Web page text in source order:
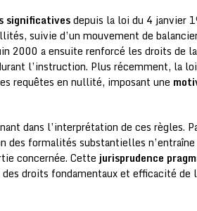
significativesdepuis la loi du 4 janvier
suivie d’un mouvement de
2000 a ensuite renforcé les droits de
l’instruction. Plus récemment, la
requêtes en nullité, imposant une
dans l’interprétation de ces règles.
des formalités substantielles
concernée. Cette jurisprudence
droits fondamentaux et efficacité de